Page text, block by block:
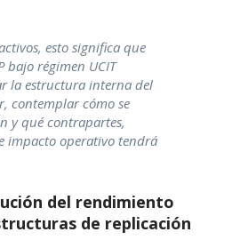
esto significa que
bajo régimen UCIT
la estructura interna del
contemplar cómo se
y qué contrapartes,
impacto operativo tendrá
del rendimiento
de replicación